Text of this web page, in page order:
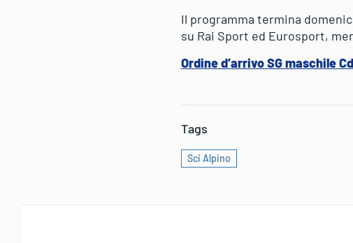
Il programma termina
su Rai Sport ed Eurosport,
Ordine d’arrivo SG maschile
Tags
Sci Alpino